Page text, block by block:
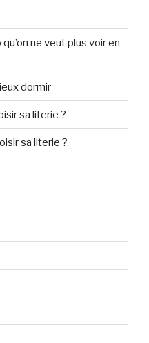
ne veut plus voir en
dormir
sa literie ?
sa literie ?